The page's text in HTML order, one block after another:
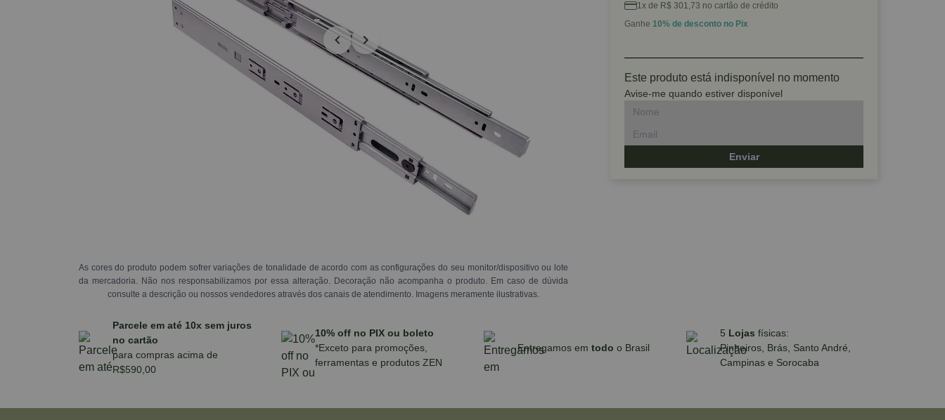
As cores do produto podem sofrer variações de tonalidade de acordo com as configurações do seu monitor/dispositivo ou lote
da mercadoria. Não nos responsabilizamos por essa alteração. Decoração não acompanha o produto. Em caso de dúvida
consulte a descrição ou nossos vendedores através dos canais de atendimento. Imagens meramente ilustrativas.
1x de R$ 301,73 no cartão de crédito
Ganhe 10% de desconto no Pix
Este produto está indisponível no momento
Avise-me quando estiver disponível
Enviar
Parcele em até 10x sem juros
no cartão
para compras acima de
R$590,00
10% off no PIX ou boleto
*Exceto para promoções,
ferramentas e produtos ZEN
Entregamos em todo o Brasil
5 Lojas físicas:
Pinheiros, Brás, Santo André,
Campinas e Sorocaba